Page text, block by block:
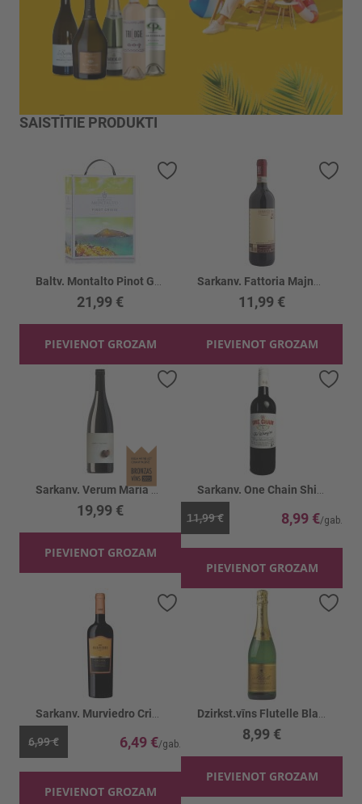
SAISTĪTIE PRODUKTI
21,99 €
PIEVIENOT GROZAM
Pievienot vēlmju sarakstam
11,99 €
PIEVIENOT GROZAM
Sarkanv. Verum Maria Victoria Malbec 14%
19,99 €
PIEVIENOT GROZAM
11,99 € 8,99 €
PIEVIENOT GROZAM
6,99 € 6,49 €
PIEVIENOT GROZAM
Pievienot vēlmju sarakstam
8,99 €
PIEVIENOT GROZAM